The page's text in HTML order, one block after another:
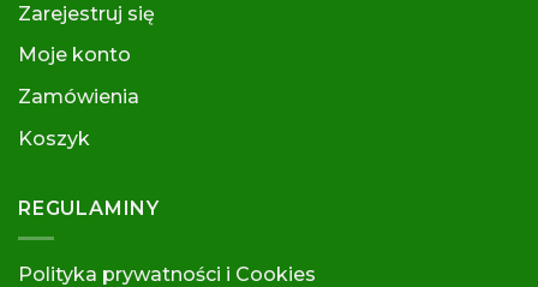
Zarejestruj się
Moje konto
Zamówienia
Koszyk
REGULAMINY
Polityka prywatności i Cookies